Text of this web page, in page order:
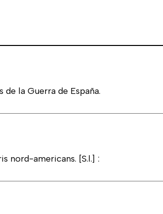
de la Guerra de España.
nord-americans. [S.l.] :